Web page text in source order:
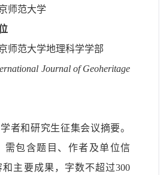
师范大学
师范大学地理科学学部
Journal of Geoheritage
者和研究生征集会议摘要。
需包含题目、作者及单位信
主要成果，字数不超过300